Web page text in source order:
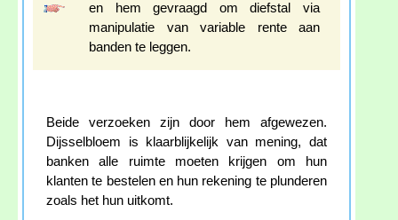
en hem gevraagd om diefstal via
manipulatie van variable rente aan
banden te leggen.
Beide verzoeken zijn door hem afgewezen.
Dijsselbloem is klaarblijkelijk van mening, dat
banken alle ruimte moeten krijgen om hun
klanten te bestelen en hun rekening te plunderen
zoals het hun uitkomt.